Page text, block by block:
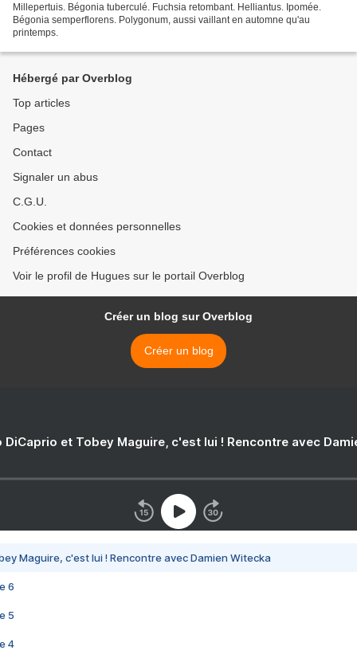
Millepertuis. Bégonia tuberculé. Fuchsia retombant. Helliantus. Ipomée.
Bégonia semperflorens. Polygonum, aussi vaillant en automne qu'au
printemps.
Hébergé par Overblog
Top articles
Pages
Contact
Signaler un abus
C.G.U.
Cookies et données personnelles
Préférences cookies
Voir le profil de Hugues sur le portail Overblog
Créer un blog sur Overblog
Créer un blog
DiCaprio et Tobey Maguire, c'est lui ! Rencontre avec
Maguire, c'est lui ! Rencontre avec Damien Witecka
6
5
4